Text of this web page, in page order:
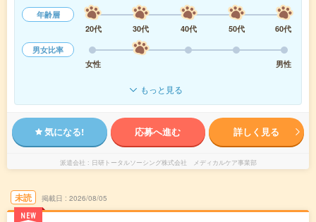
年齢層
20代
30代 40代 50代
60代
男女比率
女性
男性
もっと見る
気になる! 応募へ進む 詳しく見る
派遣会社 日研トータルソーシング株式会社 メディカルケア事業部
未読
NEW
掲載日 2026/08/05